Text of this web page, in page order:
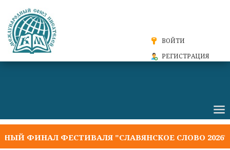
ВОЙТИ
РЕГИСТРАЦИЯ
ФИНАЛ ФЕСТИВАЛЯ "СЛАВЯНСКОЕ СЛОВО 2026"